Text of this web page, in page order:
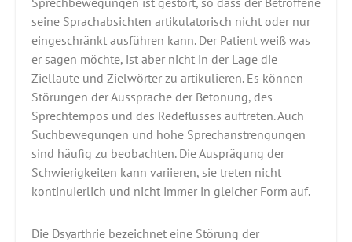
seine Sprachabsichten artikulatorisch nicht oder nur
eingeschränkt ausführen kann. Der Patient weiß was
er sagen möchte, ist aber nicht in der Lage die
Ziellaute und Zielwörter zu artikulieren. Es können
Störungen der Aussprache der Betonung, des
Sprechtempos und des Redeflusses auftreten. Auch
Suchbewegungen und hohe Sprechanstrengungen
sind häufig zu beobachten. Die Ausprägung der
Schwierigkeiten kann variieren, sie treten nicht
kontinuierlich und nicht immer in gleicher Form auf.
Die Dsyarthrie bezeichnet eine Störung der